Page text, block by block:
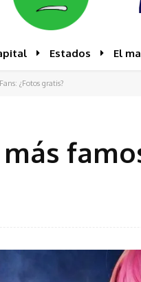
Estados El
¿Fotos gratis?